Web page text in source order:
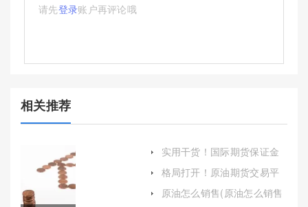
请先登录账户再评论哦
相关推荐
实用干货！国际期货保证金
中心（保障全球期货市场的
安全与稳定）
格局打开！原油期货交易平
台(原油期货交易平台哪家好
点)
原油怎么销售(原油怎么销售